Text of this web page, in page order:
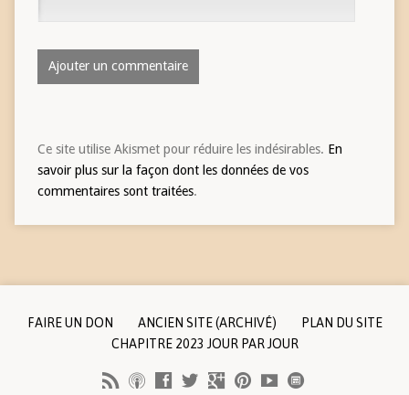
Ce site utilise Akismet pour réduire les indésirables. En
savoir plus sur la façon dont les données de vos
commentaires sont traitées.
FAIRE UN DON ANCIEN SITE (ARCHIVÉ)
PLAN DU SITE
CHAPITRE 2023 JOUR PAR JOUR